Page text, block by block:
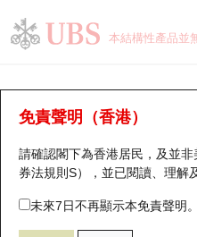
本結構性產品並
免責聲明（香港）
請確認閣下為香港居民，及並
券法規則S），並已閱讀、理解
未來7日不再顯示本免責聲明。
牛熊證分析儀
表現 街貨統計 比較
60196 瑞銀熊證
瑞銀認股證一覽
新發行瑞銀認股證
即將到期認股證
街貨統計
比較
牛熊全景快搜
牛熊證搜尋
牛熊證街貨分佈圖
街貨統計
比較
十大升幅/跌幅
十大認股證成交分佈
十天股證佔大市成交
正股分析儀
二十大活躍股份
恒指成份股
持股比重
顯示所有持股比重
每月輪證大市專題
輪證專欄
講座及教育短片